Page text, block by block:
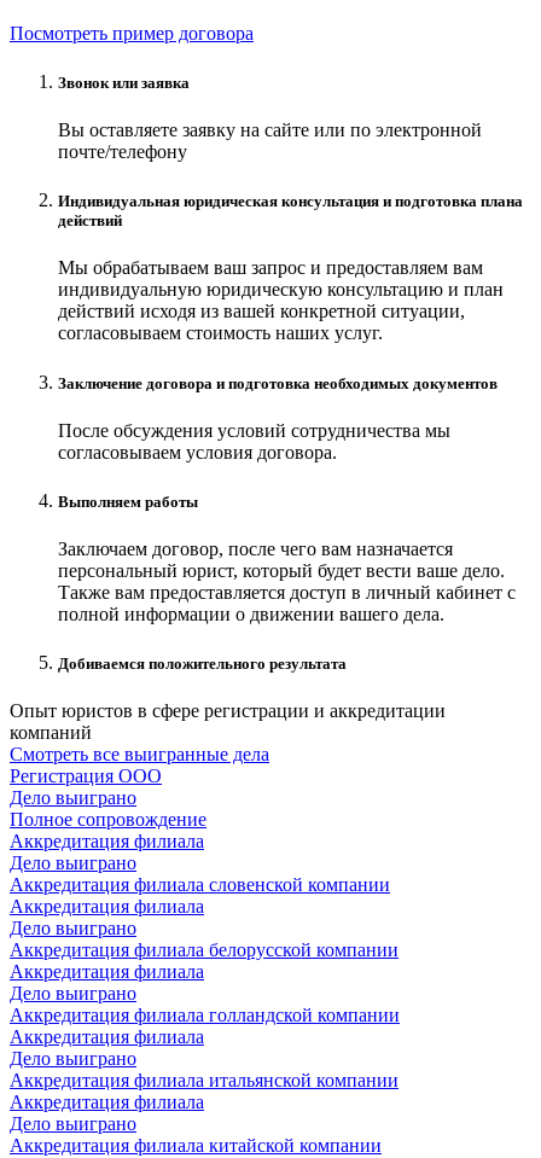
Посмотреть пример договора
Звонок или заявка
Вы оставляете заявку на сайте или по электронной
почте/телефону
Индивидуальная юридическая консультация и подготовка плана
действий
Мы обрабатываем ваш запрос и предоставляем вам
индивидуальную юридическую консультацию и план
действий исходя из вашей конкретной ситуации,
согласовываем стоимость наших услуг.
Заключение договора и подготовка необходимых документов
После обсуждения условий сотрудничества мы
согласовываем условия договора.
Выполняем работы
Заключаем договор, после чего вам назначается
персональный юрист, который будет вести ваше дело.
Также вам предоставляется доступ в личный кабинет с
полной информации о движении вашего дела.
Добиваемся положительного результата
Опыт юристов в сфере регистрации и аккредитации
компаний
Смотреть все выигранные дела
Регистрация ООО
Дело выиграно
Полное сопровождение
Аккредитация филиала
Дело выиграно
Аккредитация филиала словенской компании
Аккредитация филиала
Дело выиграно
Аккредитация филиала белорусской компании
Аккредитация филиала
Дело выиграно
Аккредитация филиала голландской компании
Аккредитация филиала
Дело выиграно
Аккредитация филиала итальянской компании
Аккредитация филиала
Дело выиграно
Аккредитация филиала китайской компании